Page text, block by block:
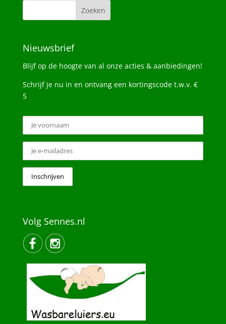
Nieuwsbrief
Blijf op de hoogte van al onze acties & aanbiedingen!
Schrijf je nu in en ontvang een kortingscode t.w.v. €
5
Volg Sennes.nl